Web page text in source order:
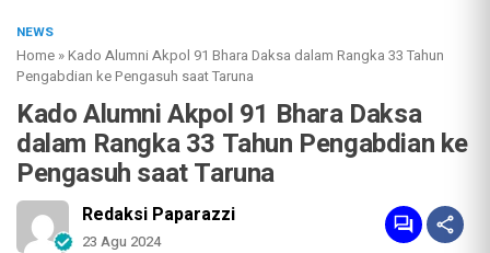
NEWS
Home »Kado Alumni Akpol 91 Bhara Daksa dalam Rangka 33 Tahun
Pengabdian ke Pengasuh saat Taruna
Kado Alumni Akpol 91 Bhara Daksa
dalam Rangka 33 Tahun Pengabdian ke
Pengasuh saat Taruna
Redaksi Paparazzi
23 Agu 2024